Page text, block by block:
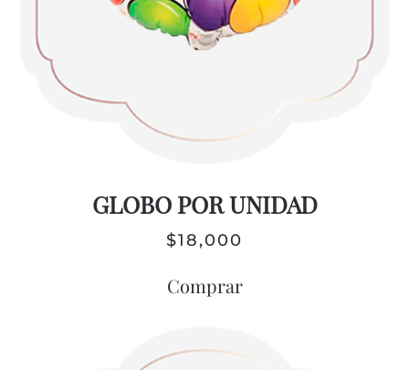
GLOBO POR UNIDAD
$18,000
Comprar